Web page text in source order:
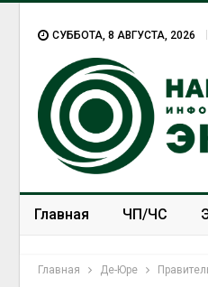
СУББОТА, 8 АВГУСТА, 2026
Главная ЧП/ЧС
Главная Де-Юре